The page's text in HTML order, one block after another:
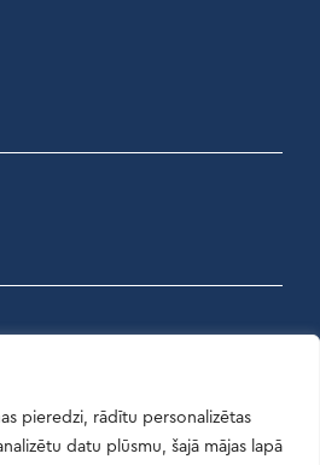
pieredzi, rādītu personalizētas
datu plūsmu, šajā mājas lapā